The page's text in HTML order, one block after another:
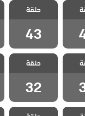
اخوات الحلقة
43
حلقة
43
مسلسل ثلاث
اخوات الحلقة
32
حلقة
32
مسلسل ثلاث